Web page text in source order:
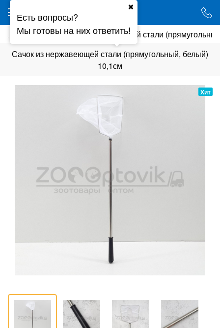
Сачки
Сачок из нержавеющей стали
Сачок из нержавеющей стали (прямугольный, белый)
10,1см
Хит
Есть вопросы?
Мы готовы на них ответить!
Ваш город - Минск,
угадали?
ДА НЕТ